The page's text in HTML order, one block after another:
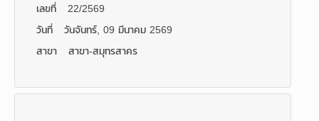
เลขที่
22/2569
วันที่
วันจันทร์, 09 มีนาคม 2569
สาขา
สาขา-สมุทรสาคร